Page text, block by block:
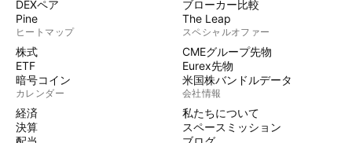
DEXペア
Pine
ヒートマップ
株式
ETF
暗号コイン
カレンダー
経済
決算
ブローカー比較
The Leap
スペシャルオファー
CMEグループ先物
Eurex先物
米国株バンドルデータ
会社情報
私たちについて
スペースミッション